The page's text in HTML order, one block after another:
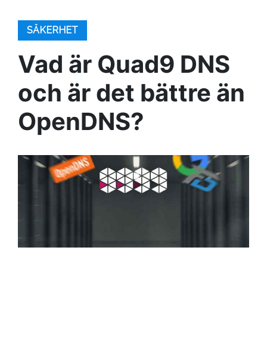
SÄKERHET
Vad är Quad9 DNS
och är det bättre än
OpenDNS?